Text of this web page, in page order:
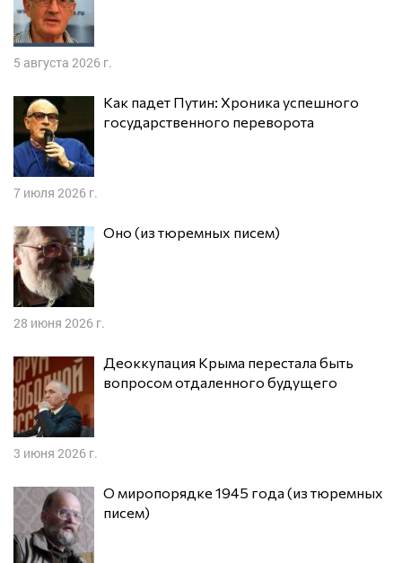
5 августа 2026 г.
Как падет Путин: Хроника успешного
государственного переворота
7 июля 2026 г.
Оно (из тюремных писем)
28 июня 2026 г.
Деоккупация Крыма перестала быть
вопросом отдаленного будущего
3 июня 2026 г.
О миропорядке 1945 года (из тюремных
писем)